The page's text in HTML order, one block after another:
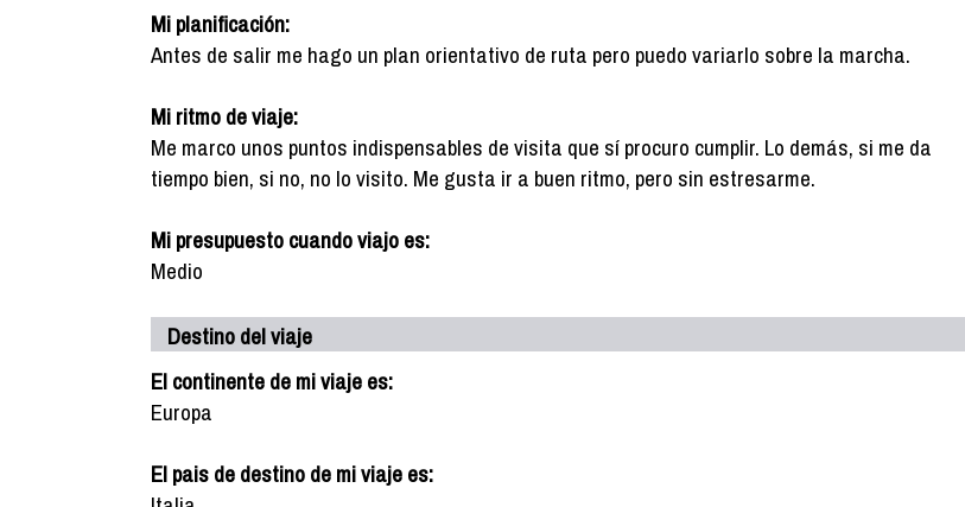
Mi planificación:
Antes de salir me hago un plan orientativo de ruta pero puedo variarlo sobre la marcha.
Mi ritmo de viaje:
Me marco unos puntos indispensables de visita que sí procuro cumplir. Lo demás, si me da
tiempo bien, si no, no lo visito. Me gusta ir a buen ritmo, pero sin estresarme.
Mi presupuesto cuando viajo es:
Medio
Destino del viaje
El continente de mi viaje es:
Europa
El pais de destino de mi viaje es: